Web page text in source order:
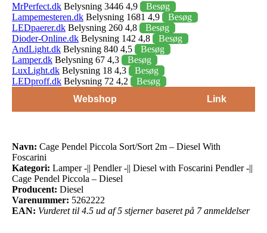
MrPerfect.dk Belysning 3446 4,9
Besøg
Lampemesteren.dk Belysning 1681 4,9
Besøg
LEDpaerer.dk Belysning 260 4,8
Besøg
Dioder-Online.dk Belysning 142 4,8
Besøg
AndLight.dk Belysning 840 4,5
Besøg
Lamper.dk Belysning 67 4,3
Besøg
LuxLight.dk Belysning 18 4,3
Besøg
LEDproff.dk Belysning 72 4,2
Besøg
Webshop
Link
Navn: Cage Pendel Piccola Sort/Sort 2m – Diesel With
Foscarini
Kategori: Lamper -|| Pendler -|| Diesel with Foscarini Pendler -||
Cage Pendel Piccola – Diesel
Producent: Diesel
Varenummer: 5262222
EAN: Vurderet til 4.5 ud af 5 stjerner baseret på 7 anmeldelser